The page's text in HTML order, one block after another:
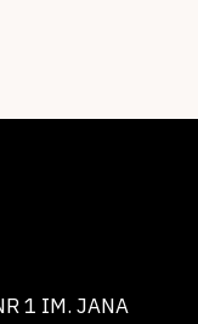
1 IM. JANA